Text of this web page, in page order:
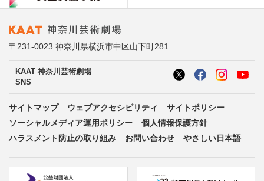
〒231-0023 神奈川県横浜市中区山下町281
KAAT 神奈川芸術劇場
SNS
サイトマップ ウェブアクセシビリティ
サイトポリシー
ソーシャルメディア運用ポリシー
個人情報保護方針
ハラスメント防止の取り組み
お問い合わせ やさしい日本語